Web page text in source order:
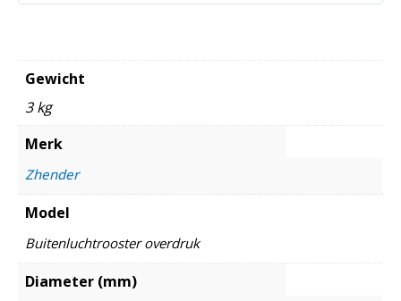
Gewicht
3 kg
Merk
Zhender
Model
Buitenluchtrooster overdruk
Diameter (mm)